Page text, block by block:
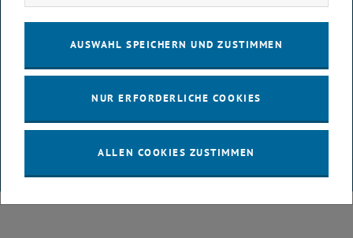
© TU Wien# 65814
BARRIEREFREIHEITSERKLÄRUNG
DATENSCHUTZERKLÄRUNG (PDF)
COOKIEEINSTELLUNGEN
AUSWAHL SPEICHERN UND ZUSTIMMEN
NUR ERFORDERLICHE COOKIES
ALLEN COOKIES ZUSTIMMEN